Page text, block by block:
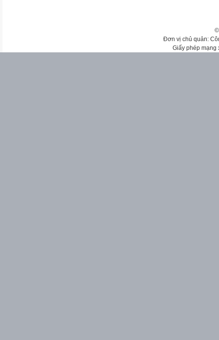
Đơn vị chủ quản:
Giấy phép mạng